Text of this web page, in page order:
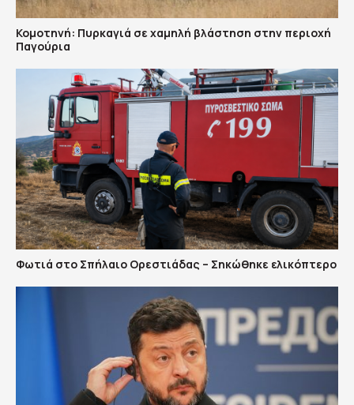
Κομοτηνή: Πυρκαγιά σε χαμηλή βλάστηση στην περιοχή
Παγούρια
Φωτιά στο Σπήλαιο Ορεστιάδας – Σηκώθηκε ελικόπτερο